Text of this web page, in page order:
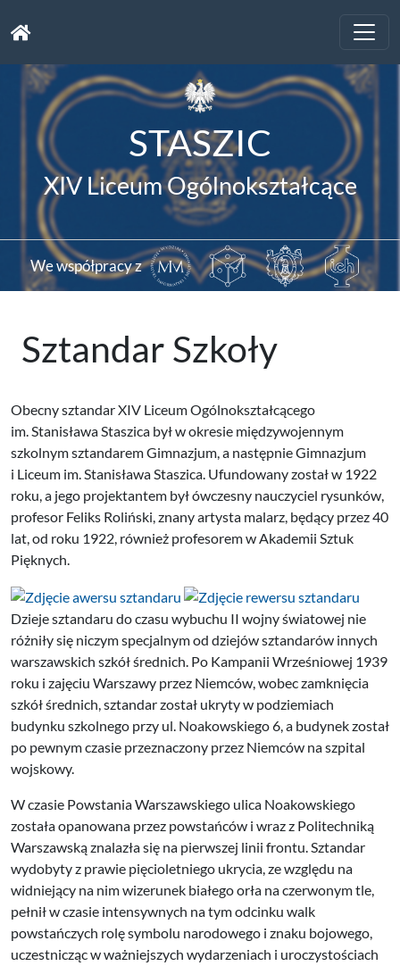
Toggle
STASZIC
XIV Liceum Ogólnokształcące
We współpracy z
Sztandar Szkoły
Obecny sztandar XIV Liceum Ogólnokształcącego
im. Stanisława Staszica był w okresie międzywojennym
szkolnym sztandarem Gimnazjum, a następnie Gimnazjum
i Liceum im. Stanisława Staszica. Ufundowany został w 1922
roku, a jego projektantem był ówczesny nauczyciel rysunków,
profesor Feliks Roliński, znany artysta malarz, będący przez 40
lat, od roku 1922, również profesorem w Akademii Sztuk
Pięknych.
Dzieje sztandaru do czasu wybuchu II wojny światowej nie
różniły się niczym specjalnym od dziejów sztandarów innych
warszawskich szkół średnich. Po Kampanii Wrześniowej 1939
roku i zajęciu Warszawy przez Niemców, wobec zamknięcia
szkół średnich, sztandar został ukryty w podziemiach
budynku szkolnego przy ul. Noakowskiego 6, a budynek został
po pewnym czasie przeznaczony przez Niemców na szpital
wojskowy.
W czasie Powstania Warszawskiego ulica Noakowskiego
została opanowana przez powstańców i wraz z Politechniką
Warszawską znalazła się na pierwszej linii frontu. Sztandar
wydobyty z prawie pięcioletniego ukrycia, ze względu na
widniejący na nim wizerunek białego orła na czerwonym tle,
pełnił w czasie intensywnych na tym odcinku walk
powstańczych rolę symbolu narodowego i znaku bojowego,
uczestnicząc w ważniejszych wydarzeniach i uroczystościach